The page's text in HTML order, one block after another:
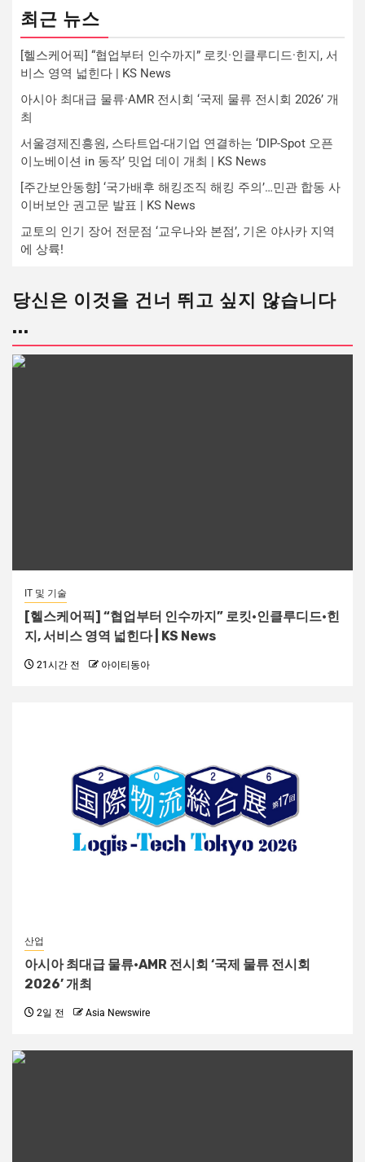
최근 뉴스
[헬스케어픽] “협업부터 인수까지” 로킷·인클루디드·힌지, 서
비스 영역 넓힌다 | KS News
아시아 최대급 물류·AMR 전시회 ‘국제 물류 전시회 2026’ 개
최
서울경제진흥원, 스타트업-대기업 연결하는 ‘DIP-Spot 오픈
이노베이션 in 동작’ 밋업 데이 개최 | KS News
[주간보안동향] ‘국가배후 해킹조직 해킹 주의’…민관 합동 사
이버보안 권고문 발표 | KS News
교토의 인기 장어 전문점 ‘교우나와 본점’, 기온 야사카 지역
에 상륙!
당신은 이것을 건너 뛰고 싶지 않습니다
...
IT 및 기술
[헬스케어픽] “협업부터 인수까지” 로킷·인클루디드·힌
지, 서비스 영역 넓힌다 | KS News
21시간 전 아이티동아
산업
아시아 최대급 물류·AMR 전시회 ‘국제 물류 전시회
2026’ 개최
2일 전 Asia Newswire